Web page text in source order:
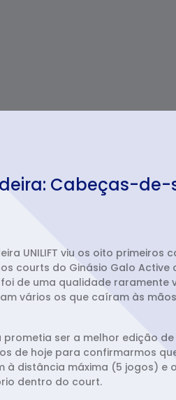
Cabeças-
UNILIFT viu os oito
courts do Ginásio Galo
de uma qualidade
vários os que caíram às
ser a melhor edição de
de hoje para confirmarmos
distância máxima (5 jogos)
dentro do court.